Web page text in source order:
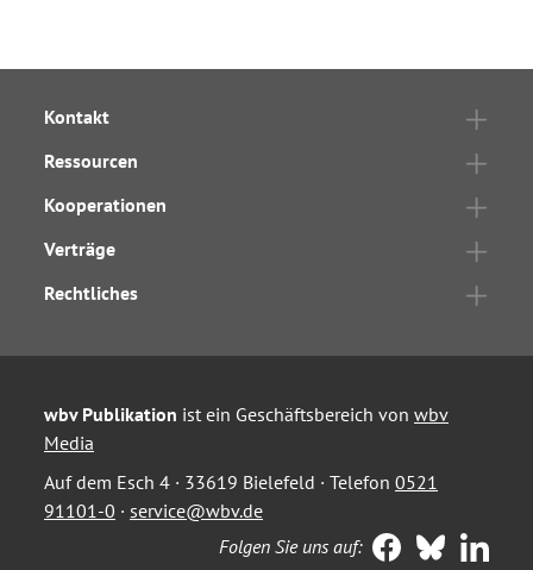
Kontakt
Ressourcen
Kooperationen
Verträge
Rechtliches
wbv Publikation ist ein Geschäftsbereich von wbv
Media
Auf dem Esch 4 · 33619 Bielefeld · Telefon 0521
91101-0 · service@wbv.de
Folgen Sie uns auf: